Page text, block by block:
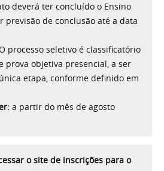
deverá ter concluído o Ensino
previsão de conclusão até a data
processo seletivo é classificatório
prova objetiva presencial, a ser
etapa, conforme definido em
a partir do mês de agosto
o site de inscrições para o